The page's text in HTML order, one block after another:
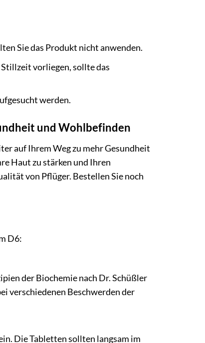
Sie das Produkt nicht anwenden.
vorliegen, sollte das
werden.
und Wohlbefinden
auf Ihrem Weg zu mehr Gesundheit
Haut zu stärken und Ihren
von Pflüger. Bestellen Sie noch
D6:
der Biochemie nach Dr. Schüßler
verschiedenen Beschwerden der
Die Tabletten sollten langsam im